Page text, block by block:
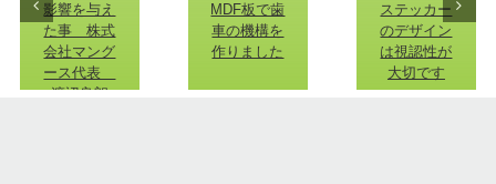
影響を与え
た事 株式
会社マング
ース代表
渡辺良朗
MDF板で歯
車の機構を
作りました
ステッカー
のデザイン
は視認性が
大切です